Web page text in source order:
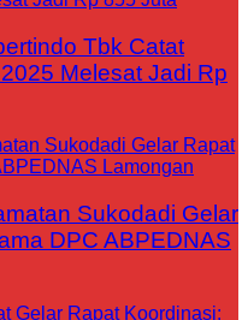
Tbk Catat
Melesat Jadi Rp
Sukodadi Gelar
DPC ABPEDNAS